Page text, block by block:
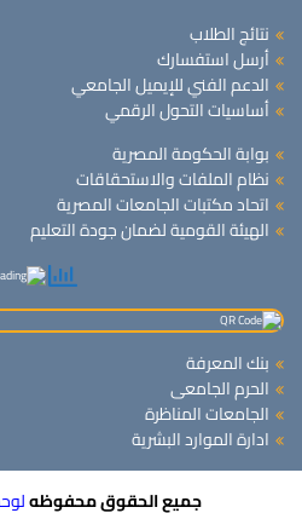
نتائج الطلاب
أرسل استفسارك
الدعم الفني للإيميل الجامعي
أساسيات التحول الرقمي
بوابة الحكومة المصرية
نظام الملفات والاستحقاقات
اتحاد مكتبات الجامعات المصرية
الهيئة القومية لضمان جودة التعليم
بنك المعرفة
الحرم الجامعى
الجامعات المناظرة
ادارة الموارد البشرية
جميع الحقوق محفوظه